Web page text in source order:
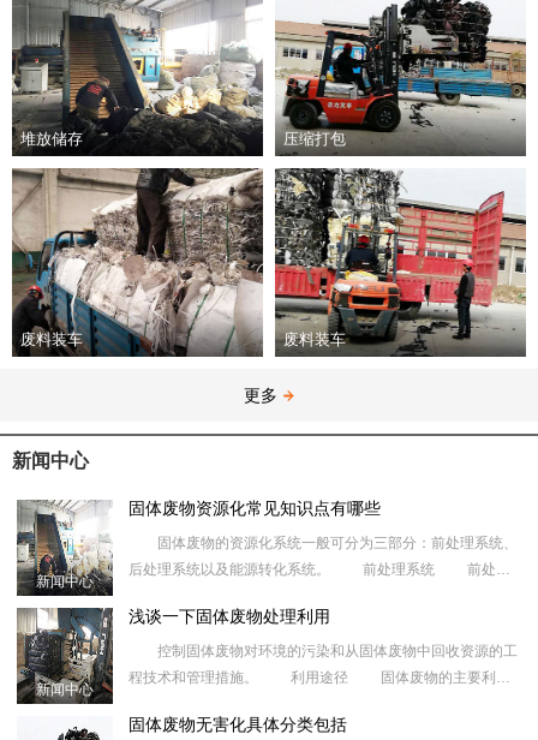
堆放储存 压缩打包
废料装车 废料装车
更多
新闻中心
新闻中心
固体废物资源化常见知识点有哪些
固体废物的资源化系统一般可分为三部分：前处理系统、
后处理系统以及能源转化系统。 前处理系统 前处理
二次物质，如纸
新闻中心
浅谈一下固体废物处理利用
控制固体废物对环境的污染和从固体废物中回收资源的工
程技术和管理措施。 利用途径 固体废物的主要利用
料，冶金、化工
固体废物无害化具体分类包括